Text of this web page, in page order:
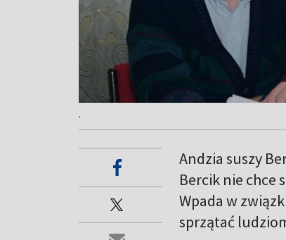
.
Andzia suszy
Bercik nie chce
Wpada w
sprzątać